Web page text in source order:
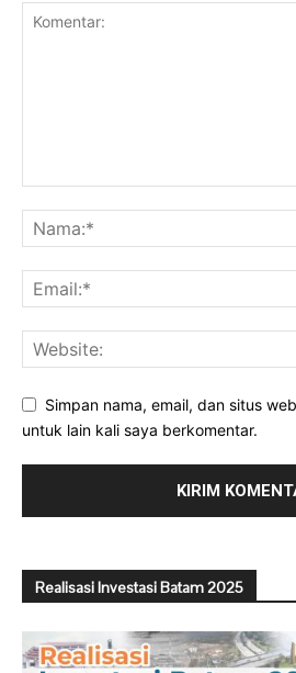
Simpan nama, email, dan situs
untuk lain kali saya berkomentar.
Realisasi Investasi Batam 2025